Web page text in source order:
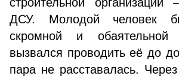
ДСУ. Молодой человек
скромной и
вызвался проводить её до
пара не расставалась.